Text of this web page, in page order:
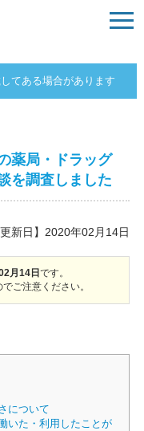
てある場合があります
薬局・ドラッグ
を調査しました
更新日】2020年02月14日
月14日です。
ご注意ください。
について
いた・利用したことが